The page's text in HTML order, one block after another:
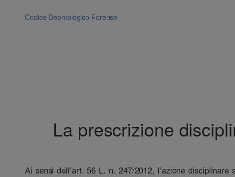
Codice Deontologico Forense
La prescrizione
Ai sensi dell’art. 56 L. n. 247/2012, l’azione